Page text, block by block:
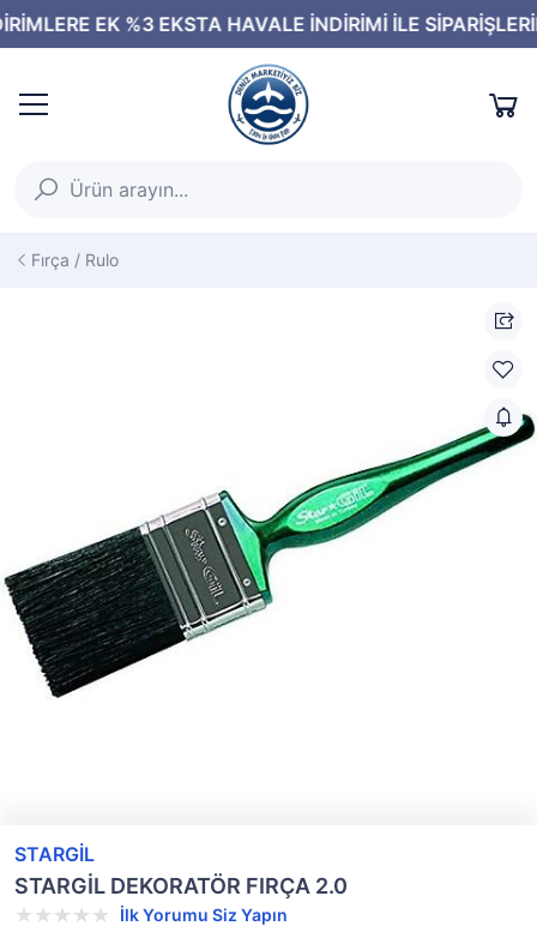
Fırça / Rulo
STARGİL
STARGİL DEKORATÖR FIRÇA 2.0
İlk Yorumu Siz Yapın